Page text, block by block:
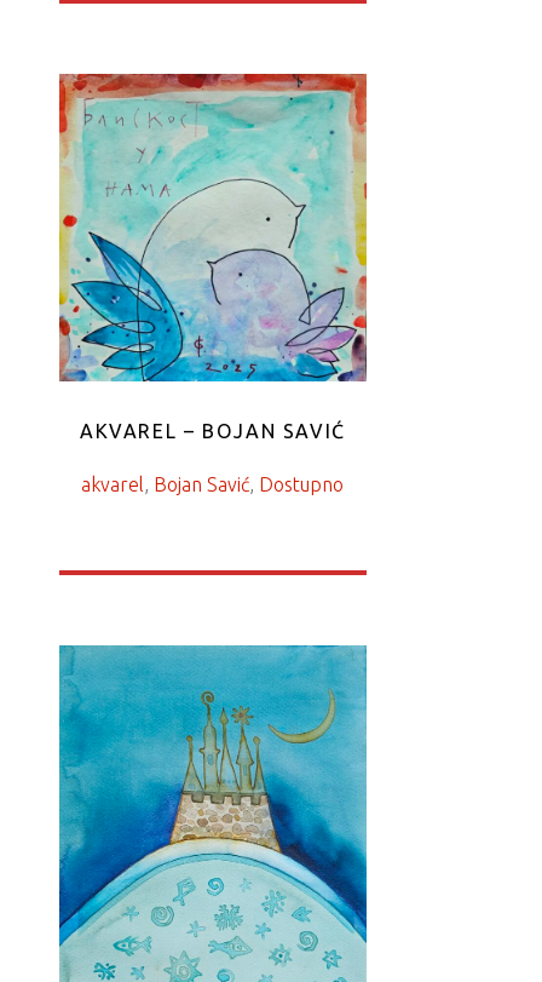
AKVAREL – BOJAN SAVIĆ
akvarel, Bojan Savić, Dostupno